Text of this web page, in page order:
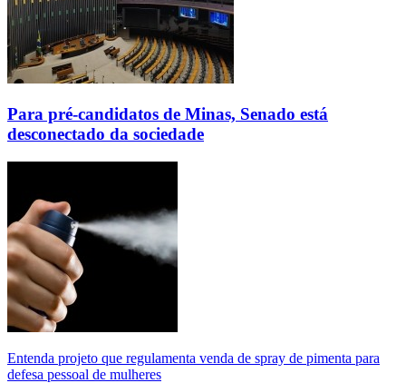
Para pré-candidatos de Minas, Senado está
desconectado da sociedade
Entenda projeto que regulamenta venda de spray de pimenta para
defesa pessoal de mulheres